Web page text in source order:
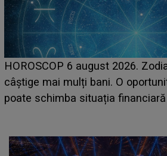
LINE-UP UNTOLD ONE, prima
care deschid festivalul și de la ce
așteptate concerte pe scena